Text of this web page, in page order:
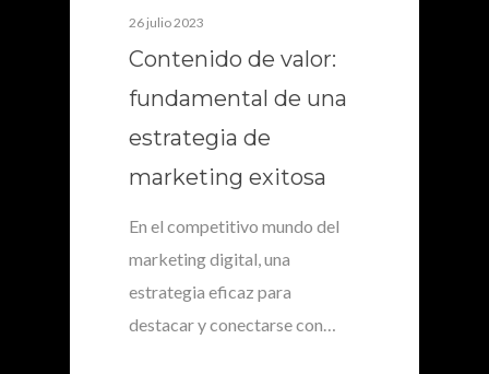
26 julio 2023
Contenido de valor:
fundamental de una
estrategia de
marketing exitosa
En el competitivo mundo del
marketing digital, una
estrategia eficaz para
destacar y conectarse con…